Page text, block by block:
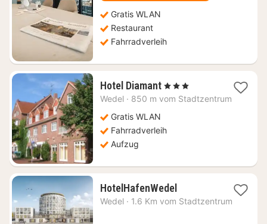
Gratis WLAN
Restaurant
Fahrradverleih
Hotel Diamant1
Nacht
€
, 3 Sterne
Wedel · 850 m vom Stadtzentrum
Gratis WLAN
Fahrradverleih
Aufzug
HotelHafenWedel1
Nacht
Wedel · 1.6 Km vom Stadtzentrum